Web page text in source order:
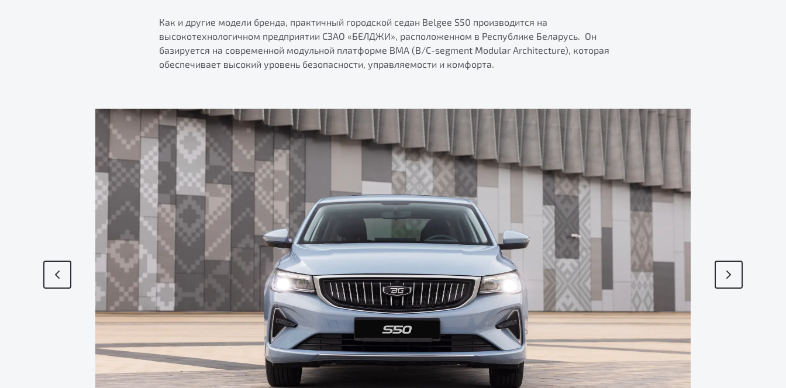
Как и другие модели бренда, практичный городской седан Belgee S50 производится на
высокотехнологичном предприятии СЗАО «БЕЛДЖИ», расположенном в Республике Беларусь. Он
базируется на современной модульной платформе BMA (B/С-segment Modular Architecture), которая
обеспечивает высокий уровень безопасности, управляемости и комфорта.